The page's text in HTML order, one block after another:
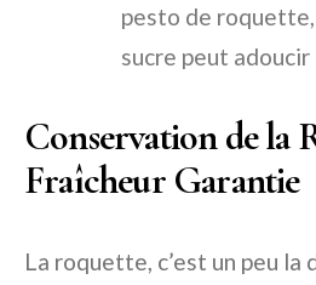
pesto de
sucre peut adoucir
Conservation de la
Fraîcheur Garantie
La roquette, c’est un peu la